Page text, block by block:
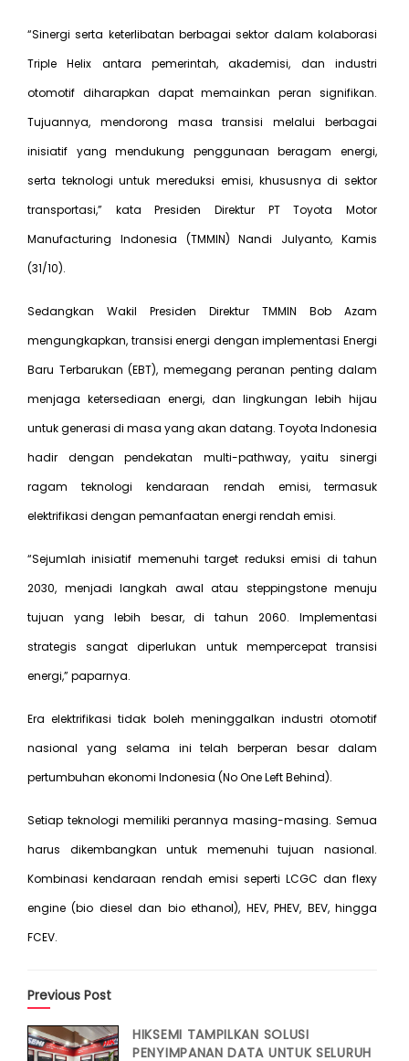
“Sinergi serta keterlibatan berbagai sektor dalam kolaborasi
Triple Helix antara pemerintah, akademisi, dan industri
otomotif diharapkan dapat memainkan peran signifikan.
Tujuannya, mendorong masa transisi melalui berbagai
inisiatif yang mendukung penggunaan beragam energi,
serta teknologi untuk mereduksi emisi, khususnya di sektor
transportasi,” kata Presiden Direktur PT Toyota Motor
Manufacturing Indonesia (TMMIN) Nandi Julyanto, Kamis
(31/10).
Sedangkan Wakil Presiden Direktur TMMIN Bob Azam
mengungkapkan, transisi energi dengan implementasi Energi
Baru Terbarukan (EBT), memegang peranan penting dalam
menjaga ketersediaan energi, dan lingkungan lebih hijau
untuk generasi di masa yang akan datang. Toyota Indonesia
hadir dengan pendekatan multi-pathway, yaitu sinergi
ragam teknologi kendaraan rendah emisi, termasuk
elektrifikasi dengan pemanfaatan energi rendah emisi.
“Sejumlah inisiatif memenuhi target reduksi emisi di tahun
2030, menjadi langkah awal atau steppingstone menuju
tujuan yang lebih besar, di tahun 2060. Implementasi
strategis sangat diperlukan untuk mempercepat transisi
energi,” paparnya.
Era elektrifikasi tidak boleh meninggalkan industri otomotif
nasional yang selama ini telah berperan besar dalam
pertumbuhan ekonomi Indonesia (No One Left Behind).
Setiap teknologi memiliki perannya masing-masing. Semua
harus dikembangkan untuk memenuhi tujuan nasional.
Kombinasi kendaraan rendah emisi seperti LCGC dan flexy
engine (bio diesel dan bio ethanol), HEV, PHEV, BEV, hingga
FCEV.
Previous Post
HIKSEMI TAMPILKAN SOLUSI
PENYIMPANAN DATA UNTUK SELURUH